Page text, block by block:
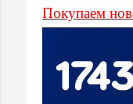
Покупаем